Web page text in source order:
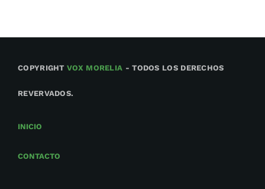
COPYRIGHTVOX MORELIA - TODOS LOS DERECHOS
REVERVADOS.
INICIO
CONTACTO